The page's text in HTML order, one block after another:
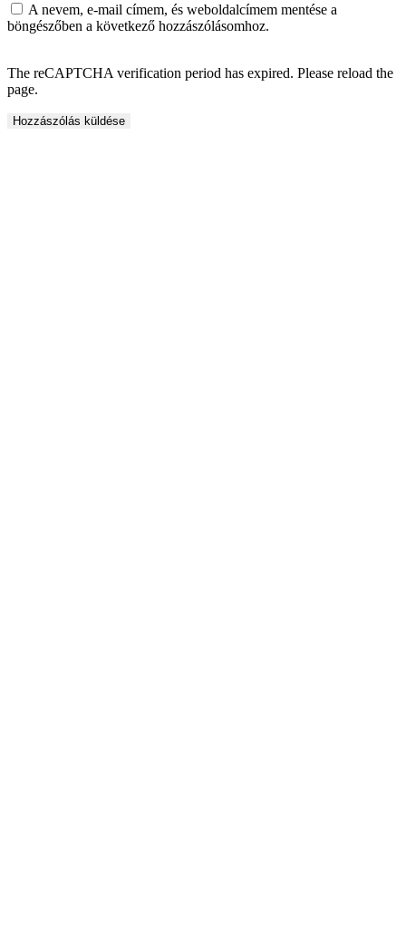
A nevem, e-mail címem, és weboldalcímem mentése a
böngészőben a következő hozzászólásomhoz.
The reCAPTCHA verification period has expired. Please reload the
page.